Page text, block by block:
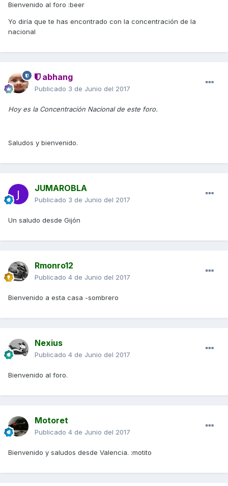
Bienvenido al foro :beer
Yo diría que te has encontrado con la concentración de la
nacional
abhang
Publicado 3 de Junio del 2017
Hoy es la Concentración Nacional de este foro.
Saludos y bienvenido.
JUMAROBLA
Publicado 3 de Junio del 2017
Un saludo desde Gijón
Rmonro12
Publicado 4 de Junio del 2017
Bienvenido a esta casa -sombrero
Nexius
Publicado 4 de Junio del 2017
Bienvenido al foro.
Motoret
Publicado 4 de Junio del 2017
Bienvenido y saludos desde Valencia. :motito